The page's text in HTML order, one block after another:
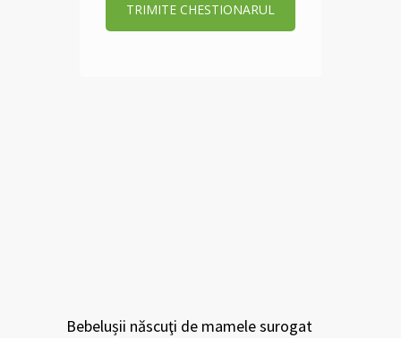
TRIMITE CHESTIONARUL
Bebelușii născuţi de mamele surogat